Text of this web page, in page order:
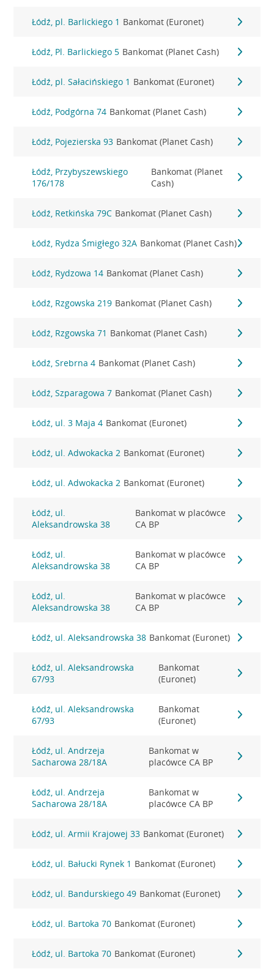
Łódź, pl. Barlickiego 1 Bankomat (Euronet)
Łódź, Pl. Barlickiego 5 Bankomat (Planet Cash)
Łódź, pl. Sałacińskiego 1 Bankomat (Euronet)
Łódź, Podgórna 74 Bankomat (Planet Cash)
Łódź, Pojezierska 93 Bankomat (Planet Cash)
Łódź, Przybyszewskiego
176/178
Bankomat (Planet
Cash)
Łódź, Retkińska 79C Bankomat (Planet Cash)
Łódź, Rydza Śmigłego 32A Bankomat (Planet Cash)
Łódź, Rydzowa 14 Bankomat (Planet Cash)
Łódź, Rzgowska 219 Bankomat (Planet Cash)
Łódź, Rzgowska 71 Bankomat (Planet Cash)
Łódź, Srebrna 4 Bankomat (Planet Cash)
Łódź, Szparagowa 7 Bankomat (Planet Cash)
Łódź, ul. 3 Maja 4 Bankomat (Euronet)
Łódź, ul. Adwokacka 2 Bankomat (Euronet)
Łódź, ul. Adwokacka 2 Bankomat (Euronet)
Łódź, ul.
Aleksandrowska 38
Bankomat w placówce
CA BP
Łódź, ul.
Aleksandrowska 38
Bankomat w placówce
CA BP
Łódź, ul.
Aleksandrowska 38
Bankomat w placówce
CA BP
Łódź, ul. Aleksandrowska 38 Bankomat (Euronet)
Łódź, ul. Aleksandrowska
67/93
Bankomat
(Euronet)
Łódź, ul. Aleksandrowska
67/93
Bankomat
(Euronet)
Łódź, ul. Andrzeja
Sacharowa 28/18A
Bankomat w
placówce CA BP
Łódź, ul. Andrzeja
Sacharowa 28/18A
Bankomat w
placówce CA BP
Łódź, ul. Armii Krajowej 33 Bankomat (Euronet)
Łódź, ul. Bałucki Rynek 1 Bankomat (Euronet)
Łódź, ul. Bandurskiego 49 Bankomat (Euronet)
Łódź, ul. Bartoka 70 Bankomat (Euronet)
Łódź, ul. Bartoka 70 Bankomat (Euronet)